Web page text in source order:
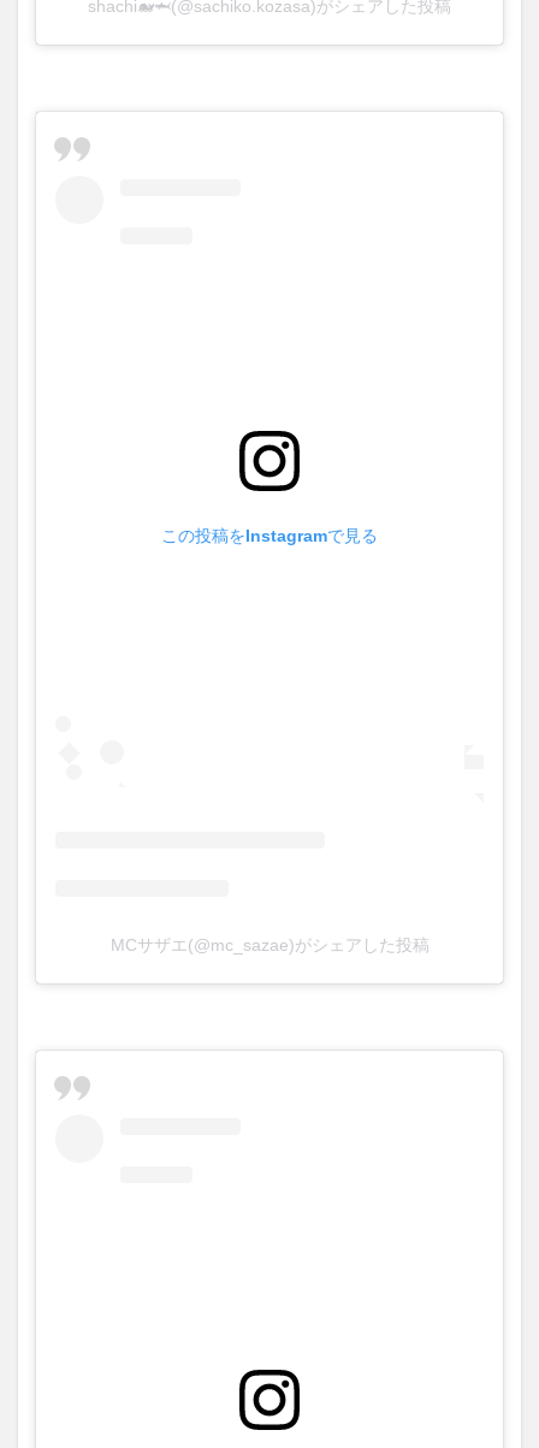
shachi🐋🦈(@sachiko.kozasa)がシェアした投稿
この投稿をInstagramで見る
MCサザエ(@mc_sazae)がシェアした投稿